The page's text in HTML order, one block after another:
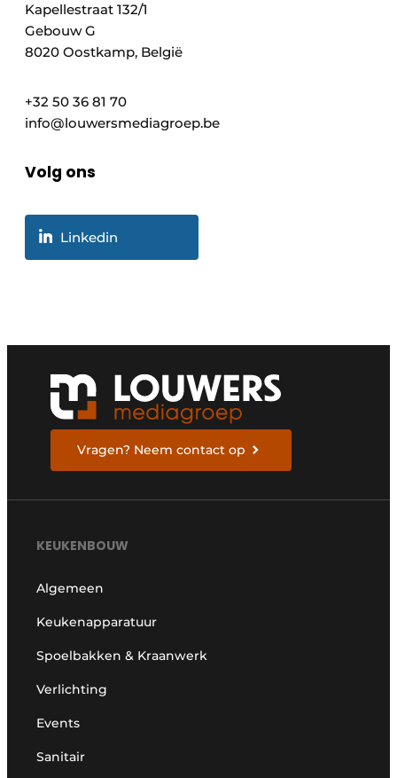
Kapellestraat 132/1
Gebouw G
8020 Oostkamp, België
+32 50 36 81 70
info@louwersmediagroep.be
Volg ons
Linkedin
Vragen? Neem contact op
KEUKENBOUW
Algemeen
Keukenapparatuur
Spoelbakken & Kraanwerk
Verlichting
Events
Sanitair